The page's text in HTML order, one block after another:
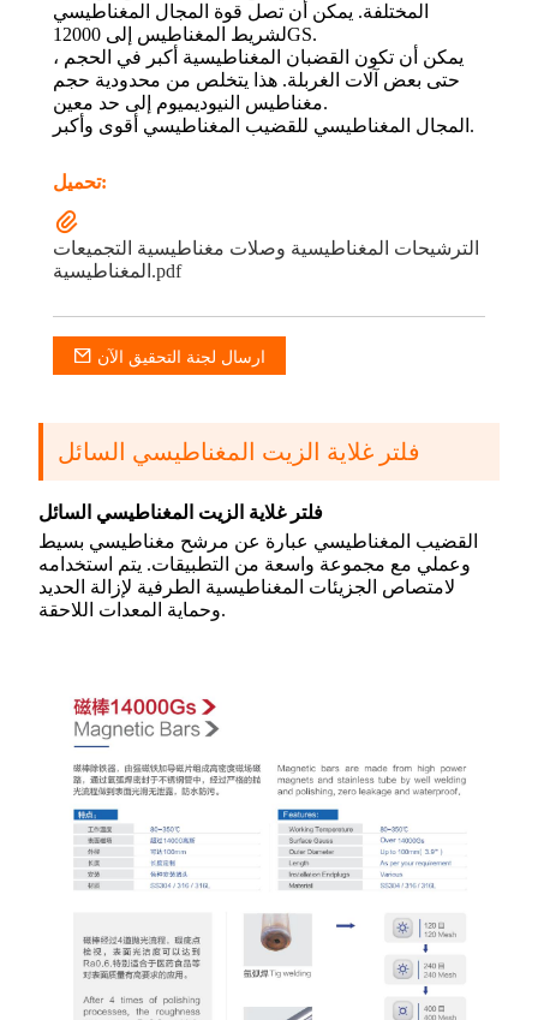
المختلفة. يمكن أن تصل قوة المجال المغناطيسي
لشريط المغناطيس إلى 12000GS.
يمكن أن تكون القضبان المغناطيسية أكبر في الحجم ،
حتى بعض آلات الغربلة. هذا يتخلص من محدودية حجم
مغناطيس النيوديميوم إلى حد معين.
المجال المغناطيسي للقضيب المغناطيسي أقوى وأكبر.
تحميل:
الترشيحات المغناطيسية وصلات مغناطيسية التجميعات
المغناطيسية.pdf
ارسال لجنة التحقيق الآن
فلتر غلاية الزيت المغناطيسي السائل
فلتر غلاية الزيت المغناطيسي السائل
القضيب المغناطيسي عبارة عن مرشح مغناطيسي بسيط
وعملي مع مجموعة واسعة من التطبيقات. يتم استخدامه
لامتصاص الجزيئات المغناطيسية الطرفية لإزالة الحديد
وحماية المعدات اللاحقة.